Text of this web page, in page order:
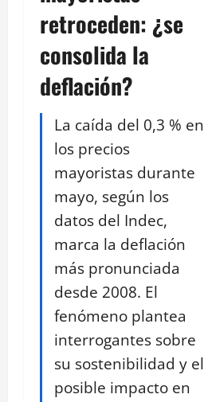
retroceden: ¿se
consolida la
deflación?
La caída del 0,3 % en
los precios
mayoristas durante
mayo, según los
datos del Indec,
marca la deflación
más pronunciada
desde 2008. El
fenómeno plantea
interrogantes sobre
su sostenibilidad y el
posible impacto en